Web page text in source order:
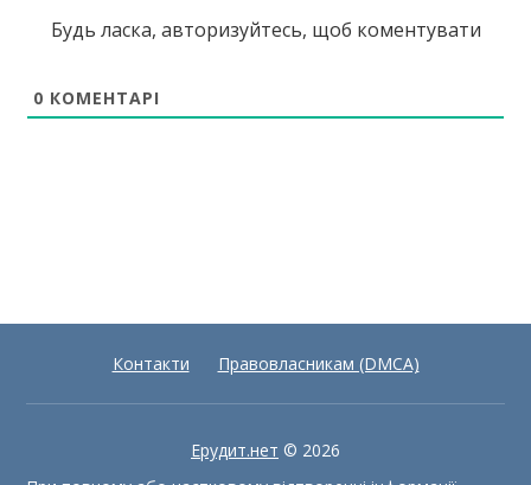
Будь ласка, авторизуйтесь, щоб коментувати
0 КОМЕНТАРІ
Контакти Правовласникам (DMCA)
Ерудит.нет © 2026